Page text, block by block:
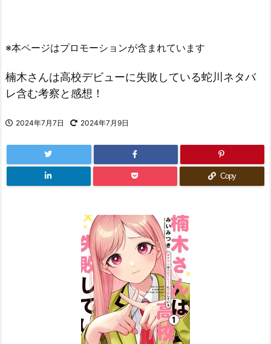
※本ページはプロモーションが含まれています
楠木さんは高校デビューに失敗している蛇川ネタバ
レ含む考察と感想！
2024年7月7日 2024年7月9日
Copy